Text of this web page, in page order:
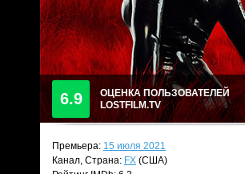
6.9
ОЦЕНКА ПОЛЬЗОВАТЕЛЕЙ
LOSTFILM.TV
Премьера: 15 июля 2021
Канал, Страна: FX (США)